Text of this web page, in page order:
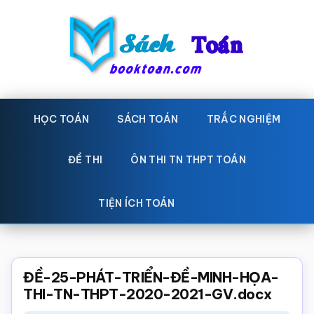
Sách
Toán
toán
Học
toán,
giáo
Toán,
trắc
HỌC TOÁN SÁCH TOÁN TRẮC NGHIỆM
ĐỀ THI ÔN THI TN THPT TOÁN
TIỆN ÍCH TOÁN
ĐỀ-25-PHÁT-TRIỂN-ĐỀ-MINH-HỌA-
THI-TN-THPT-2020-2021-GV.docx